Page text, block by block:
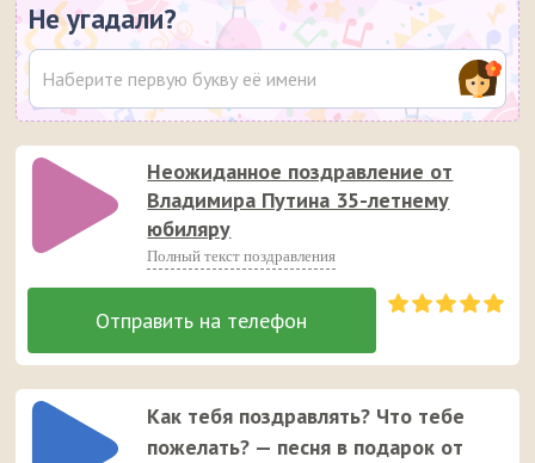
Не угадали?
Неожиданное поздравление от
Владимира Путина 35-летнему
юбиляру
Полный текст поздравления
Как тебя поздравлять? Что тебе
пожелать? — песня в подарок от